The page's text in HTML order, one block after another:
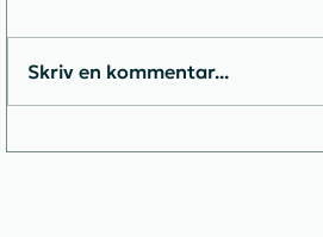
Skriv en kommentar...